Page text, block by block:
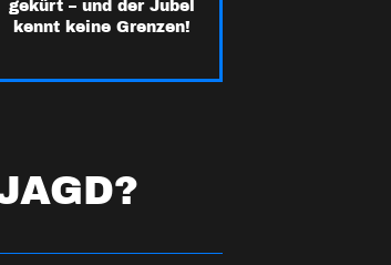
gekürt – und der Jubel
kennt keine Grenzen!